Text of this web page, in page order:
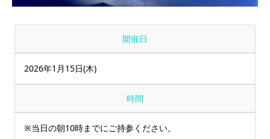
開催日
2026年1月15日(木)
時間
※当日の朝10時までにご持参ください。